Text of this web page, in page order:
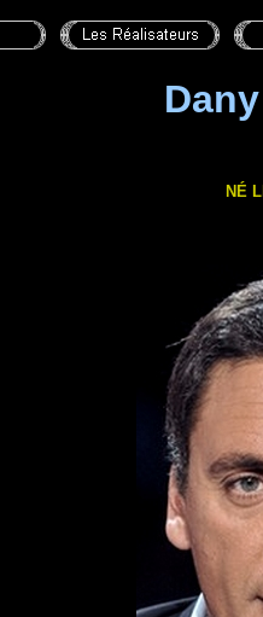
NÉ